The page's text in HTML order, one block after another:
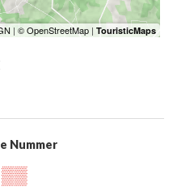
Nummer
▒▒